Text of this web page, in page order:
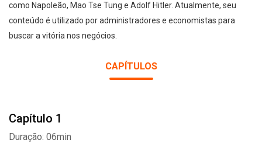
como Napoleão, Mao Tse Tung e Adolf Hitler. Atualmente, seu
conteúdo é utilizado por administradores e economistas para
buscar a vitória nos negócios.
CAPÍTULOS
Capítulo 1
Duração: 06min